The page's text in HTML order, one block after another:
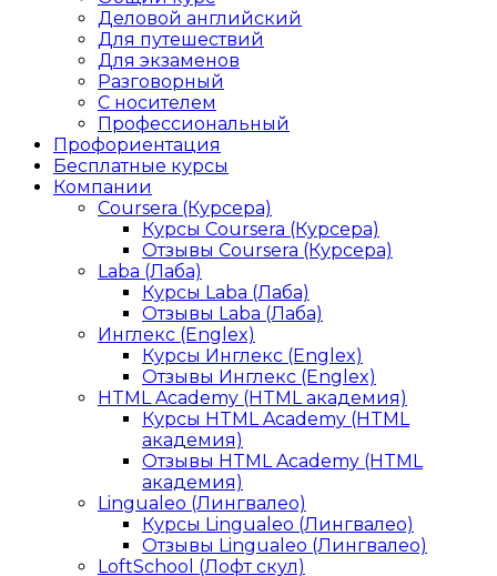
Деловой английский
Для путешествий
Для экзаменов
Разговорный
С носителем
Профессиональный
Профориентация
Бесплатные курсы
Компании
Coursera (Курсера)
Курсы Coursera (Курсера)
Отзывы Coursera (Курсера)
Laba (Лаба)
Курсы Laba (Лаба)
Отзывы Laba (Лаба)
Инглекс (Englex)
Курсы Инглекс (Englex)
Отзывы Инглекс (Englex)
HTML Academy (HTML академия)
Курсы HTML Academy (HTML
академия)
Отзывы HTML Academy (HTML
академия)
Lingualeo (Лингвалео)
Курсы Lingualeo (Лингвалео)
Отзывы Lingualeo (Лингвалео)
LoftSchool (Лофт скул)